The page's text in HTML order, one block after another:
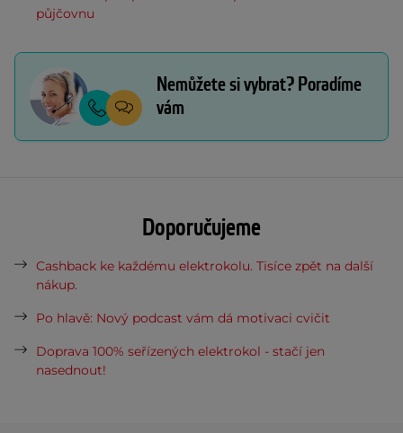
půjčovnu
Nemůžete si vybrat? Poradíme
vám
Doporučujeme
Cashback ke každému elektrokolu. Tisíce zpět na další
nákup.
Po hlavě: Nový podcast vám dá motivaci cvičit
Doprava 100% seřízených elektrokol - stačí jen
nasednout!